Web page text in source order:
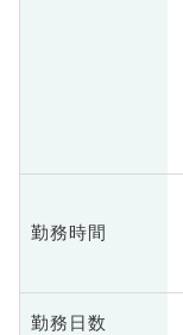
勤務時間
勤務日数